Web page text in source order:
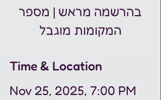
בהרשמה מראש | מספר
המקומות מוגבל
Time & Location
Nov 25, 2025, 7:00 PM